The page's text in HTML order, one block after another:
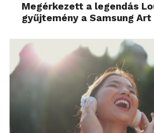
Megérkezett a legendás
gyűjtemény a Samsung